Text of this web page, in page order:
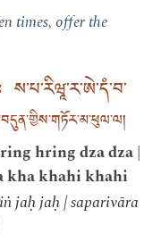
times, offer the
ས་པ་རིཝཱ་ར་ཨེ་དཾ་བ་
hring dza dza |
kha khahi khahi
jaḥ jaḥ | saparivāra